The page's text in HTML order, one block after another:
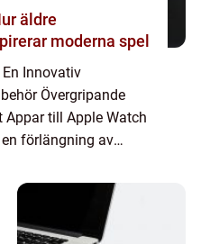
äldre
moderna spel
Innovativ
Övergripande
Appar till Apple Watch
förlängning av
och tjänster